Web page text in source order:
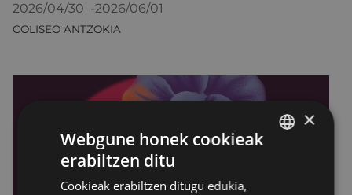
2026/04/30 -2026/06/01
COLISEO ANTZOKIA
×
Webgune honek cookieak
erabiltzen ditu
Cookieak erabiltzen ditugu edukia,